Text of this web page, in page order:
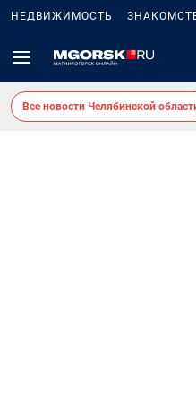
НЕДВИЖИМОСТЬ
Все новости Челябинской